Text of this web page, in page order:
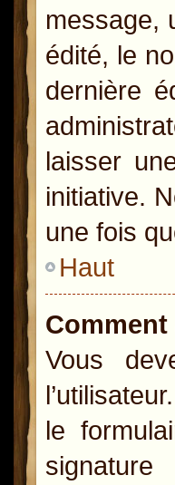
message,
édité, le
dernière
laisser
initiative.
une fois
Haut
Vous
le